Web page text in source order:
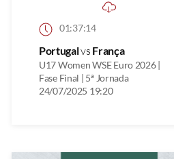
01:37:14
Portugalvs França
U17 Women WSE Euro 2026 |
Fase Final | 5ª Jornada
24/07/2025 19:20